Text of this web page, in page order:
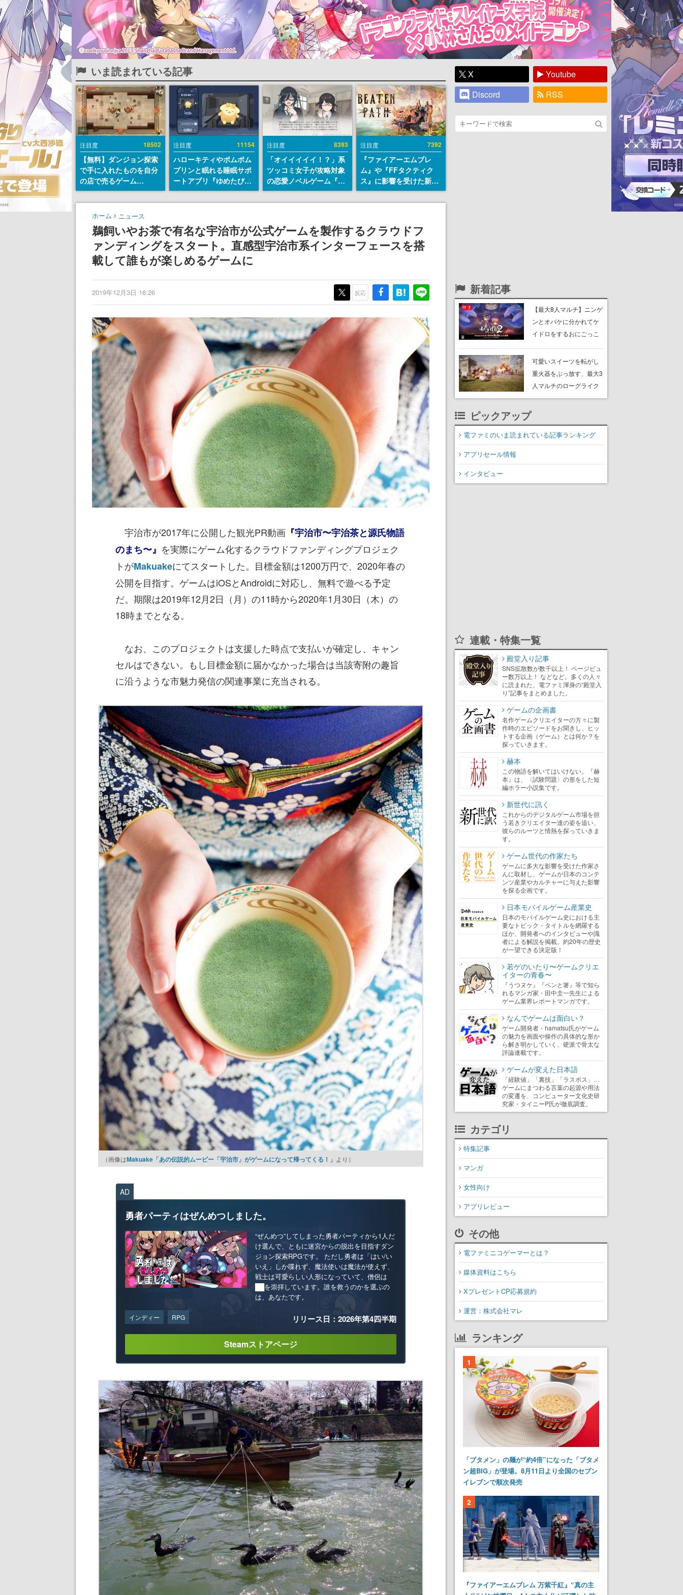
いま読まれている記事
注目度 18502
【無料】ダンジョン探索
で手に入れたものを自分
の店で売るゲーム
『Moonlighter』が
Steamにて無料配布中！
続編『Moonlighter 2』
の9月2日正式リリースを
記念したキャンペーン
注目度 11154
ハローキティやポムポム
プリンと眠れる睡眠サポ
ートアプリ『ゆめたび』
が配信中。キャラごとの
ASMRや目覚ましアラー
注目度 8393
「オイイイイイ！？」系
ツッコミ女子が攻略対象
の恋愛ノベルゲーム『美
術部カノジョ』Steamス
トアページが公開。「お
ー？＾＾」暗黒微笑の夢
女子や、萌え声不思議ち
ゃん女子と青春を謳歌
注目度 7392
『ファイアーエムブレ
ム』や『FFタクティク
ス』に影響を受けた新作
戦略RPG『Beaten
Path』2027年に発売
PS5、Xbox、Switch向
けにリリース予定
ホーム ニュース
鵜飼いやお茶で有名な宇治市が公式ゲームを製作するクラウドフ
ァンディングをスタート。直感型宇治市系インターフェースを搭
載して誰もが楽しめるゲームに
2019年12月3日 16:26 反応
宇治市が2017年に公開した観光PR動画 『宇治市〜宇治茶と源氏物語
のまち〜』 を実際にゲーム化するクラウドファンディングプロジェク
トがMakuakeにてスタートした。目標金額は1200万円で、2020年春の
公開を目指す。ゲームはiOSとAndroidに対応し、無料で遊べる予定
だ。期限は2019年12月2日（月）の11時から2020年1月30日（木）の
18時までとなる。
なお、このプロジェクトは支援した時点で支払いが確定し、キャン
セルはできない。もし目標金額に届かなかった場合は当該寄附の趣旨
に沿うような市魅力発信の関連事業に充当される。
（画像はMakuake「あの伝説的ムービー「宇治市」がゲームになって帰ってくる！」 より）
AD
勇者パーティはぜんめつしました。
“ぜんめつ”してしまった勇者パーティから1人だ
け選んで、ともに迷宮からの脱出を目指すダン
ジョン探索RPGです。 ただし勇者は「はい/い
いえ」しか喋れず、魔法使いは魔法が使えず、
戦士は可愛らしい人形になっていて、僧侶は
██を崇拝しています。誰を救うのかを選ぶの
は、あなたです。
インディー RPG リリース日：2026年第4四半期
Steamストアページ
X
Youtube
Discord
RSS
新着記事
【最大8人マルチ】ニンゲ
ンとオバケに分かれてケ
イドロをするおにごっこ
２』のNintendo Switch版
が本日発売。追加DLCで
新オバケ「ガシャ」が登
可愛いスイーツを転がし
重火器をぶっ放す、最大3
人マルチのローグライク
アクションゲーム『チョ
シュが巻き起こる戦場で
敵を倒し、コインを集め
ピックアップ
電ファミのいま読まれている記事ランキング
アプリセール情報
インタビュー
連載・特集一覧
殿堂入り記事
SNS拡散数が数千以上！ ページビュ
ー数万以上！ などなど。多くの人々
に読まれた、電ファミ渾身の“殿堂入
り”記事をまとめました。
ゲームの企画書
名作ゲームクリエイターの方々に製
作時のエピソードをお聞きし、ヒッ
トする企画（ゲーム）とは何か？を
探っていきます。
赫本
この物語を解いてはいけない。『赫
本』は、〈試験問題〉の形をした短
編ホラー小説集です。
新世代に訊く
これからのデジタルゲーム市場を担
う若きクリエイター達の姿を追い、
彼らのルーツと情熱を探っていきま
す。
ゲーム世代の作家たち
ゲームに多大な影響を受けた作家さ
んに取材し、ゲームが日本のコンテ
ンツ産業やカルチャーに与えた影響
を探る企画です。
日本モバイルゲーム産業史
日本のモバイルゲーム史における主
要なトピック・タイトルを網羅する
ほか、開発者へのインタビューや識
者による解説を掲載。約20年の歴史
が一望できる決定版！
若ゲのいたり〜ゲームクリエ
イターの青春〜
『うつヌケ』『ペンと箸』等で知ら
れるマンガ家・田中圭一先生による
ゲーム業界レポートマンガです。
なんでゲームは面白い？
ゲーム開発者・hamatsu氏がゲーム
の魅力を画面や操作の具体的な形か
ら解き明かしていく、硬派で骨太な
評論連載です。
ゲームが変えた日本語
「経験値」「裏技」「ラスボス」…
ゲームにまつわる言葉の起源や用法
の変遷を、コンピューター文化史研
究家・タイニーP氏が徹底調査。
カテゴリ
特集記事
マンガ
女性向け
アプリレビュー
その他
電ファミニコゲーマーとは？
媒体資料はこちら
XプレゼントCP応募規約
運営：株式会社マレ
ランキング
1
「ブタメン」の麺が“約4倍”になった「ブタメ
ン超BIG」が登場。8月11日より全国のセブン
イレブンで順次発売
2
『ファイアーエムブレム 万紫千紅』“真の主